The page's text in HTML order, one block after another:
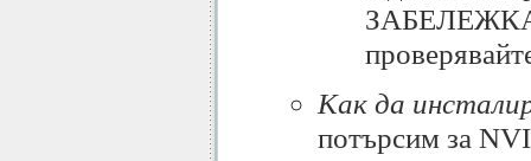
ЗАБЕЛЕЖКА:
Как да
потърсим за